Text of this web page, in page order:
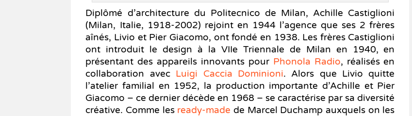
Diplômé d’architecture du Politecnico de Milan, Achille Castiglioni
(Milan, Italie, 1918-2002) rejoint en 1944 l’agence que ses 2 frères
aînés, Livio et Pier Giacomo, ont fondé en 1938. Les frères Castiglioni
ont introduit le design à la VIIe Triennale de Milan en 1940, en
présentant des appareils innovants pour Phonola Radio, réalisés en
collaboration avec Luigi Caccia Dominioni. Alors que Livio quitte
l’atelier familial en 1952, la production importante d’Achille et Pier
Giacomo – ce dernier décède en 1968 – se caractérise par sa diversité
créative. Comme lesready-made de Marcel Duchamp auxquels on les